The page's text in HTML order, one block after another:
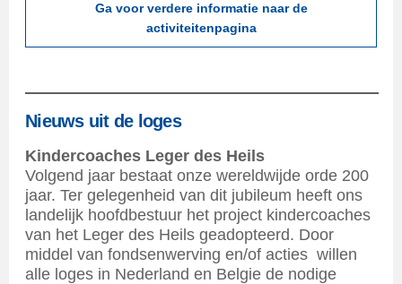
Ga voor verdere informatie naar de
activiteitenpagina
Nieuws uit de loges
Kindercoaches Leger des Heils
Volgend jaar bestaat onze wereldwijde orde 200
jaar. Ter gelegenheid van dit jubileum heeft ons
landelijk hoofdbestuur het project kindercoaches
van het Leger des Heils geadopteerd. Door
middel van fondsenwerving en/of acties willen
alle loges in Nederland en Belgie de nodige